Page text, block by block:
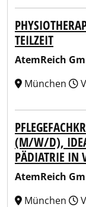
TEILZEIT
AtemReich
München
(M/W/D),
PÄDIATRIE IN
AtemReich
München